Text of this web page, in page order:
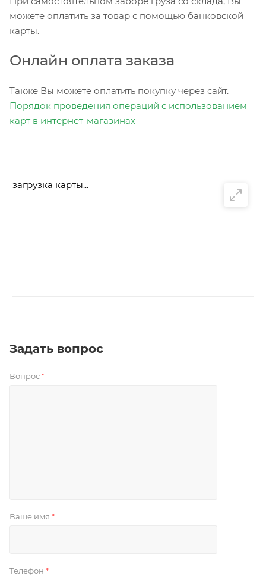
можете оплатить за товар с помощью банковской
карты.
Онлайн оплата заказа
Также Вы можете оплатить покупку через сайт.
Порядок проведения операций с использованием
карт в интернет-магазинах
загрузка карты...
Задать вопрос
Вопрос *
Ваше имя *
Телефон *